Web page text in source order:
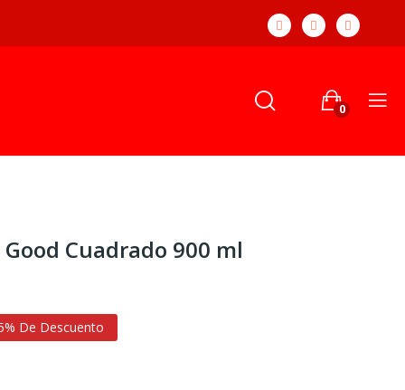
0
Cuadrado 900 ml
De Descuento